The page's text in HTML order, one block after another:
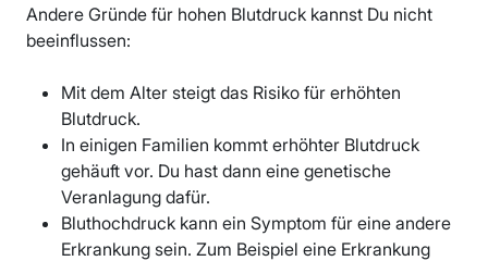
Andere Gründe für hohen Blutdruck kannst Du nicht
beeinflussen:
Mit dem Alter steigt das Risiko für erhöhten
Blutdruck.
In einigen Familien kommt erhöhter Blutdruck
gehäuft vor. Du hast dann eine genetische
Veranlagung dafür.
Bluthochdruck kann ein Symptom für eine andere
Erkrankung sein. Zum Beispiel eine Erkrankung